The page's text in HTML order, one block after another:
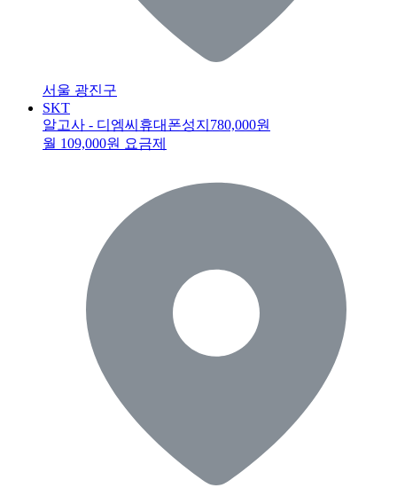
서울 광진구
SKT
알고사 - 디엠씨휴대폰성지 780,000원
월 109,000원 요금제